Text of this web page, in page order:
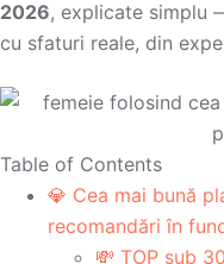
2026, explicate simplu
cu sfaturi reale, din
Table of Contents
💎 Cea mai bună
recomandări în
💸 TOP sub